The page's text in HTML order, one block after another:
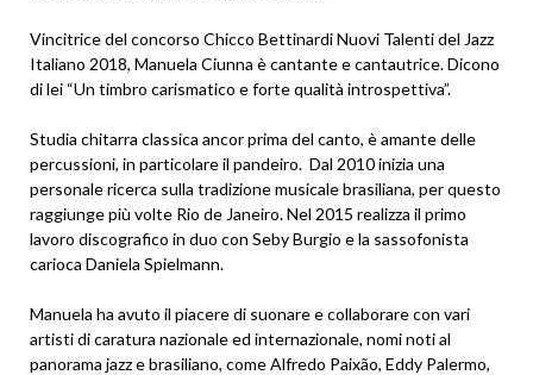
Vincitrice del concorso Chicco Bettinardi Nuovi Talenti del Jazz
Italiano 2018, Manuela Ciunna è cantante e cantautrice. Dicono
di lei “Un timbro carismatico e forte qualità introspettiva”.
Studia chitarra classica ancor prima del canto, è amante delle
percussioni, in particolare il pandeiro. Dal 2010 inizia una
personale ricerca sulla tradizione musicale brasiliana, per questo
raggiunge più volte Rio de Janeiro. Nel 2015 realizza il primo
lavoro discografico in duo con Seby Burgio e la sassofonista
carioca Daniela Spielmann.
Manuela ha avuto il piacere di suonare e collaborare con vari
artisti di caratura nazionale ed internazionale, nomi noti al
panorama jazz e brasiliano, come Alfredo Paixão, Eddy Palermo,